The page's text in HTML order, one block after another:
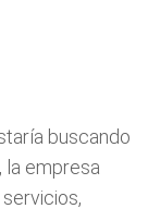
buscando
la empresa